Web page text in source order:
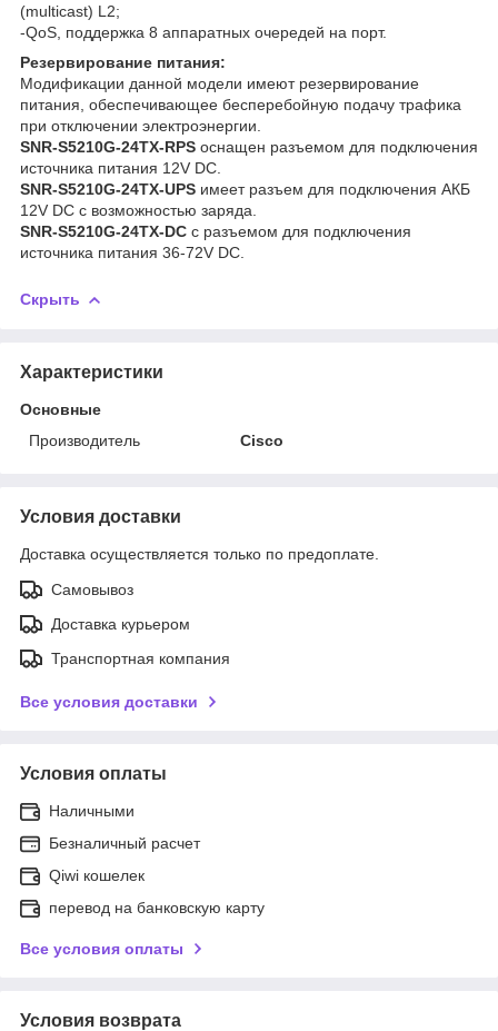
(multicast) L2;
-QoS, поддержка 8 аппаратных очередей на порт.
Резервирование питания:
Модификации данной модели имеют резервирование
питания, обеспечивающее бесперебойную подачу трафика
при отключении электроэнергии.
SNR-S5210G-24TX-RPS оснащен разъемом для подключения
источника питания 12V DC.
SNR-S5210G-24TX-UPS имеет разъем для подключения АКБ
12V DC c возможностью заряда.
SNR-S5210G-24TX-DC с разъемом для подключения
источника питания 36-72V DC.
Скрыть
Характеристики
Основные
Производитель
Cisco
Условия доставки
Доставка осуществляется только по предоплате.
Самовывоз
Доставка курьером
Транспортная компания
Все условия доставки
Условия оплаты
Наличными
Безналичный расчет
Qiwi кошелек
перевод на банковскую карту
Все условия оплаты
Условия возврата